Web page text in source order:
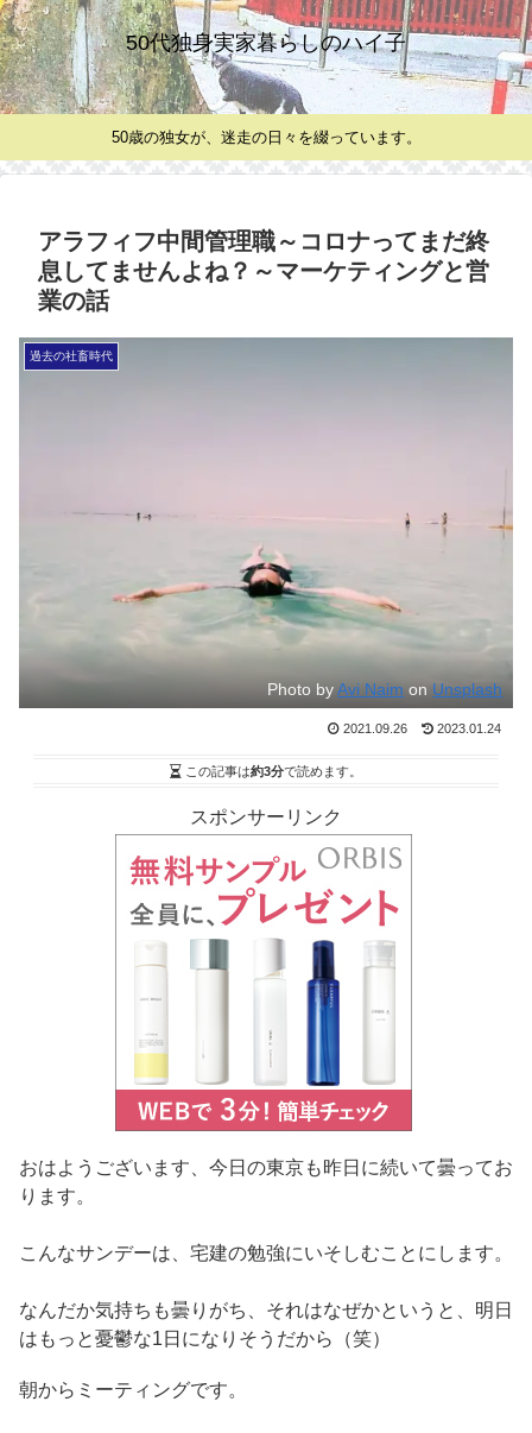
50代独身実家暮らしのハイ子
50歳の独女が、迷走の日々を綴っています。
アラフィフ中間管理職～コロナってまだ終
息してませんよね？～マーケティングと営
業の話
過去の社畜時代
Photo byAvi Naim onUnsplash
2021.09.26 2023.01.24
この記事は約3分で読めます。
スポンサーリンク
おはようございます、今日の東京も昨日に続いて曇ってお
ります。
こんなサンデーは、宅建の勉強にいそしむことにします。
なんだか気持ちも曇りがち、それはなぜかというと、明日
はもっと憂鬱な1日になりそうだから（笑）
朝からミーティングです。